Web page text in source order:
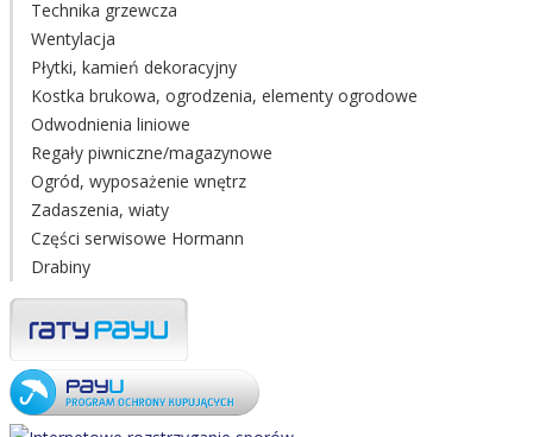
Technika grzewcza
Wentylacja
Płytki, kamień dekoracyjny
Kostka brukowa, ogrodzenia, elementy ogrodowe
Odwodnienia liniowe
Regały piwniczne/magazynowe
Ogród, wyposażenie wnętrz
Zadaszenia, wiaty
Części serwisowe Hormann
Drabiny